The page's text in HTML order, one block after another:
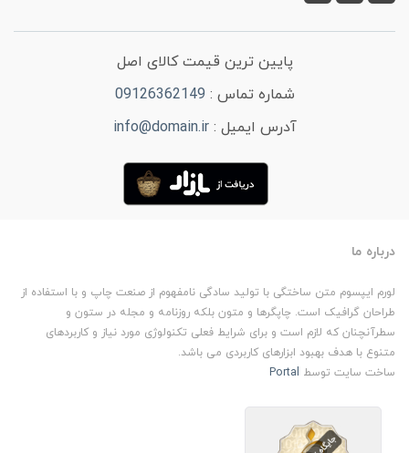
پایین ترین قیمت کالای اصل
شماره تماس : 09126362149
آدرس ایمیل :info@domain.ir
درباره ما
لورم ایپسوم متن ساختگی با تولید سادگی نامفهوم از صنعت چاپ و با استفاده از
طراحان گرافیک است. چاپگرها و متون بلکه روزنامه و مجله در ستون و
سطرآنچنان که لازم است و برای شرایط فعلی تکنولوژی مورد نیاز و کاربردهای
متنوع با هدف بهبود ابزارهای کاربردی می باشد.
ساخت سایت توسط Portal